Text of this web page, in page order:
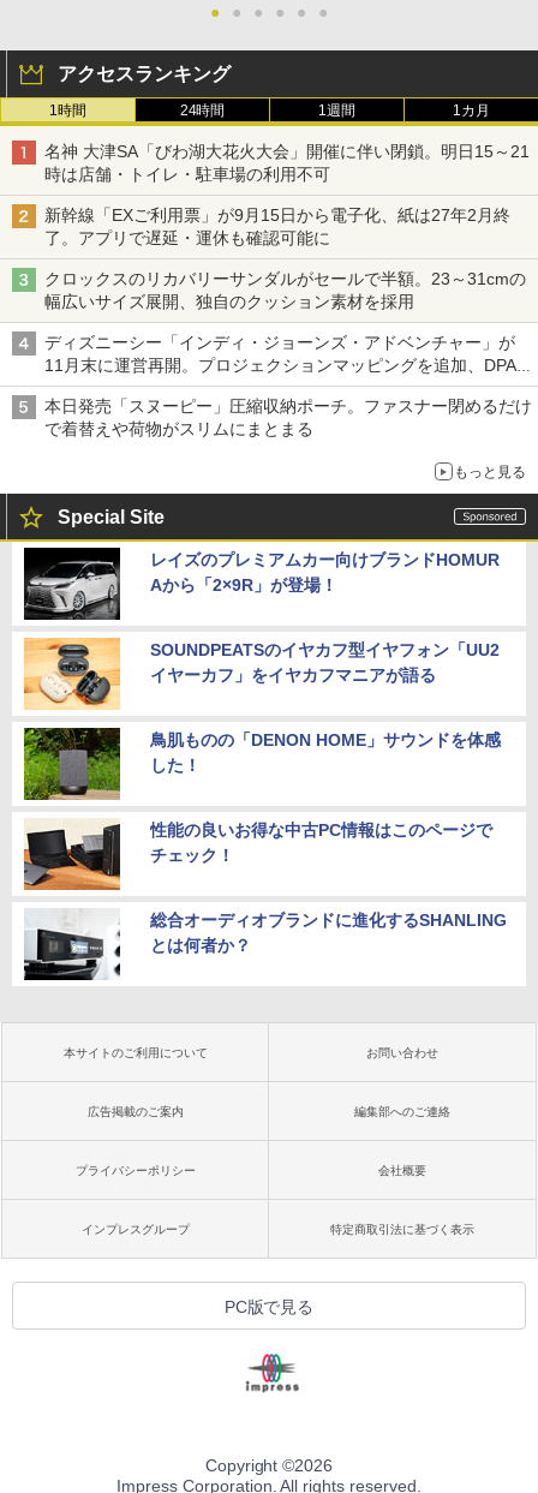
● ● ● ● ● ●
アクセスランキング
1時間 24時間 1週間 1カ月
名神 大津SA「びわ湖大花火大会」開催に伴い閉鎖。明日15～21
時は店舗・トイレ・駐車場の利用不可
新幹線「EXご利用票」が9月15日から電子化、紙は27年2月終
了。アプリで遅延・運休も確認可能に
クロックスのリカバリーサンダルがセールで半額。23～31cmの
幅広いサイズ展開、独自のクッション素材を採用
ディズニーシー「インディ・ジョーンズ・アドベンチャー」が
11月末に運営再開。プロジェクションマッピングを追加、DPA
は1500円
本日発売「スヌーピー」圧縮収納ポーチ。ファスナー閉めるだけ
で着替えや荷物がスリムにまとまる
もっと見る
Special Site
レイズのプレミアムカー向けブランドHOMUR
Aから「2×9R」が登場！
SOUNDPEATSのイヤカフ型イヤフォン「UU2
イヤーカフ」をイヤカフマニアが語る
鳥肌ものの「DENON HOME」サウンドを体感
した！
性能の良いお得な中古PC情報はこのページで
チェック！
総合オーディオブランドに進化するSHANLING
とは何者か？
本サイトのご利用について お問い合わせ
広告掲載のご案内 編集部へのご連絡
プライバシーポリシー 会社概要
インプレスグループ 特定商取引法に基づく表示
PC版で見る
Copyright ©2026
Impress Corporation. All rights reserved.